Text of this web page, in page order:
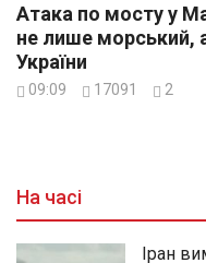
Атака по мосту у
не лише морський,
України
09:09 17091 2
На часі
Іран